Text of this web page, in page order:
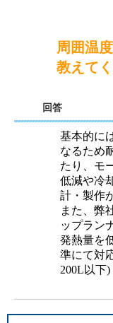
周囲温
教えてく
回答
基本的に
なるため
たり、モ
低減や冷
計・製作
また、弊
ップラン
発熱量を
準にて対
200L以下)